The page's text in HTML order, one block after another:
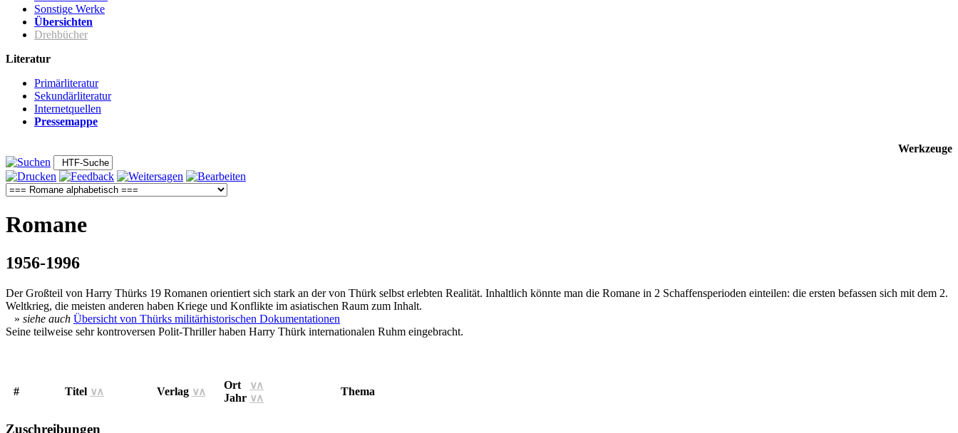
Sonstige Werke
Übersichten
Drehbücher
Literatur
Primärliteratur
Sekundärliteratur
Internetquellen
Pressemappe
Werkzeuge
Romane
1956-1996
Der Großteil von Harry Thürks 19 Romanen orientiert sich stark an der von Thürk selbst erlebten Realität. Inhaltlich könnte man die Romane in 2 Schaffensperioden einteilen: die ersten befassen sich mit dem 2.
Weltkrieg, die meisten anderen haben Kriege und Konflikte im asiatischen Raum zum Inhalt.
» siehe auch Übersicht von Thürks militärhistorischen Dokumentationen
Seine teilweise sehr kontroversen Polit-Thriller haben Harry Thürk internationalen Ruhm eingebracht.
# Titel ∨∧ Verlag ∨∧
Ort ∨∧
Jahr ∨∧
Thema
Zuschreibungen